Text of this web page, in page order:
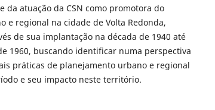
da atuação da CSN como promotora do
e regional na cidade de Volta Redonda,
de sua implantação na década de 1940 até
1960, buscando identificar numa perspectiva
práticas de planejamento urbano e regional
e seu impacto neste território.